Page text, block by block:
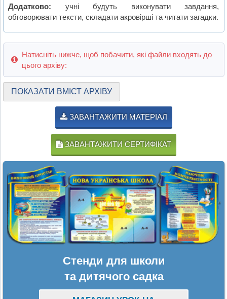
Додатково: учні будуть виконувати завдання,
обговорювати тексти, складати акровірші та читати загадки.
Натисніть нижче, щоб побачити, які файли входять до
цього архіву:
ПОКАЗАТИ ВМІСТ АРХІВУ
ЗАВАНТАЖИТИ МАТЕРІАЛ
ЗАВАНТАЖИТИ СЕРТИФІКАТ
Стенди для школи
та дитячого садка